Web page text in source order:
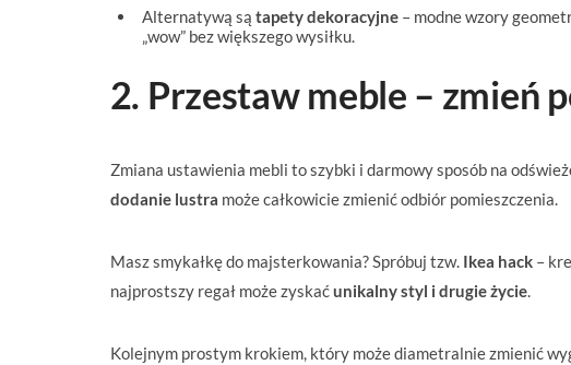
Alternatywą sątapety dekoracyjne – modne wzory
„wow” bez większego wysiłku.
2. Przestaw meble – zmień
Zmiana ustawienia mebli to szybki i darmowy sposób na
dodanie lustra może całkowicie zmienić odbiór pomieszczenia.
Masz smykałkę do majsterkowania? Spróbuj tzw. Ikea hack–
najprostszy regał może zyskaćunikalny styl i drugie życie.
Kolejnym prostym krokiem, który może diametralnie zmienić